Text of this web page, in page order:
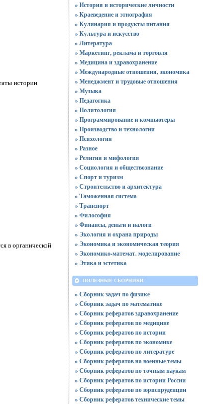
истории
в органической
» История и исторические личности
» Краеведение и этнография
» Кулинария и продукты питания
» Культура и искусство
» Литература
» Маркетинг, реклама и торговля
» Медицина и здравохранение
» Международные отношения, экономика
» Менеджмент и трудовые отношения
» Музыка
» Педагогика
» Политология
» Программирование и компьютеры
» Производство и технологии
» Психология
» Разное
» Религия и мифология
» Социология и обществознание
» Спорт и туризм
» Строительство и архитектура
» Таможенная система
» Транспорт
» Философия
» Финансы, деньги и налоги
» Экология и охрана природы
» Экономика и экономическая теория
» Экономико-математ. моделирование
» Этика и эстетика
ПОЛЕЗНЫЕ СБОРНИКИ
» Сборник задач по физике
» Сборник задач по математике
» Сборник рефератов здравохранение
» Сборник рефератов по медицине
» Сборник рефератов по истории
» Сборник рефератов по экономике
» Сборник рефератов по литературе
» Сборник рефератов на военные темы
» Сборник рефератов по точным наукам
» Сборник рефератов по истории России
» Сборник рефератов по юриспруденции
» Сборник рефератов технические темы